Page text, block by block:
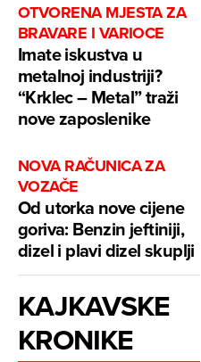
OTVORENA MJESTA ZA
BRAVARE I VARIOCE
Imate iskustva u
metalnoj industriji?
“Krklec – Metal” traži
nove zaposlenike
NOVA RAČUNICA ZA
VOZAČE
Od utorka nove cijene
goriva: Benzin jeftiniji,
dizel i plavi dizel skuplji
KAJKAVSKE
KRONIKE